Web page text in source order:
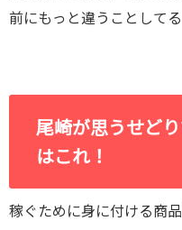
前にもっと違うことして
尾崎が思うせど
はこれ！
稼ぐために身に付ける商